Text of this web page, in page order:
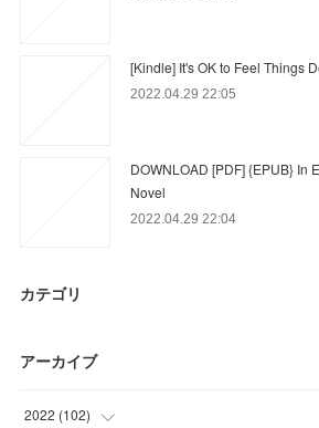
[Kindle] It's OK to Feel Things
2022.04.29 22:05
DOWNLOAD [PDF] {EPUB} In
Novel
2022.04.29 22:04
カテゴリ
アーカイブ
2022 (102)